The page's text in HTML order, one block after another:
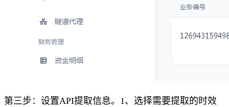
第三步：设置API提取信息。1、选择需要提取的时效